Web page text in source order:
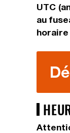
UTC
au